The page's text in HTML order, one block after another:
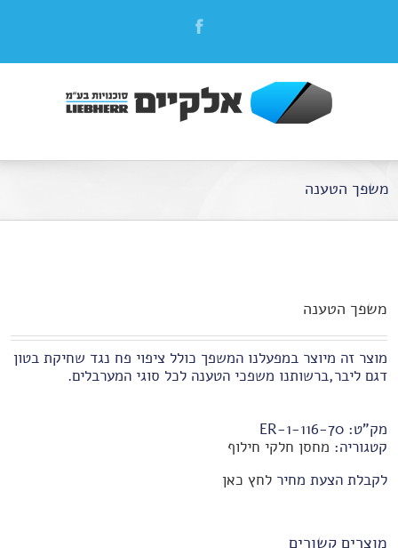
משפך הטענה
משפך הטענה
מוצר זה מיוצר במפעלנו המשפך כולל ציפוי פח נגד שחיקת בטון
דגם ליבר,ברשותנו משפכי הטענה לכל סוגי המערבלים.
מק"ט: 70-ER-1-116
קטגוריה: מחסן חלקי חילוף
לקבלת הצעת מחיר לחץ כאן
מוצרים קשורים